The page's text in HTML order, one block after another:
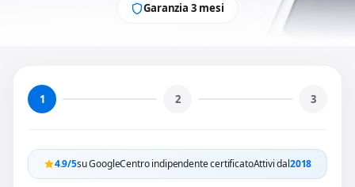
Garanzia 3 mesi
1 2 3
4.9/5su GoogleCentro indipendente certificatoAttivi dal2018